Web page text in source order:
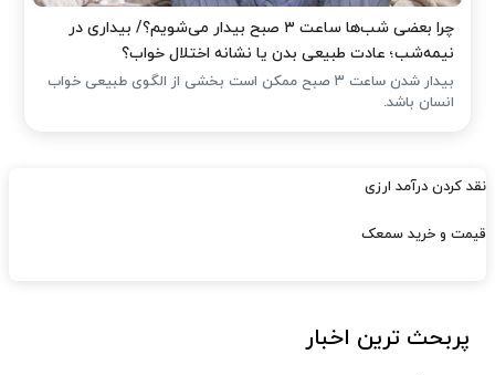
چرا بعضی شب‌ها ساعت ۳ صبح بیدار می‌شویم؟/ بیداری در
نیمه‌شب؛ عادت طبیعی بدن یا نشانه اختلال خواب؟
بیدار شدن ساعت ۳ صبح ممکن است بخشی از الگوی طبیعی خواب
انسان باشد.
نقد کردن درآمد ارزی
قیمت و خرید سمعک
پربحث ترین اخبار